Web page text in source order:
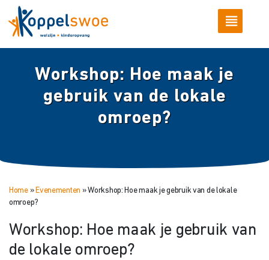
Workshop: Hoe maak je
gebruik van de lokale
omroep?
Home» Evenementen »Workshop: Hoe maak je gebruik van de lokale
omroep?
Workshop: Hoe maak je gebruik van
de lokale omroep?